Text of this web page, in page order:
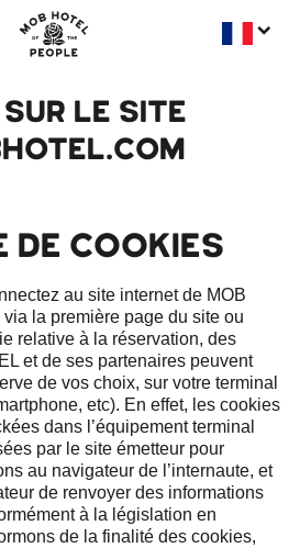
LE SITE
DE COOKIES
au site internet de MOB
la première page du site ou
relative à la réservation, des
et de ses partenaires peuvent
de vos choix, sur votre terminal
etc). En effet, les cookies
dans l’équipement terminal
par le site émetteur pour
au navigateur de l’internaute, et
de renvoyer des informations
à la législation en
de la finalité des cookies,